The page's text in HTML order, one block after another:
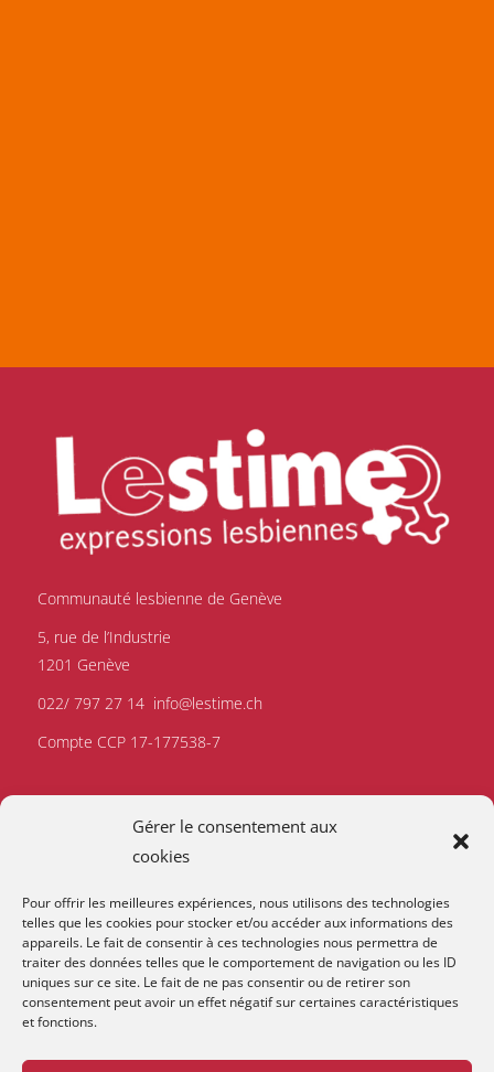
Gérer le consentement aux
cookies
Pour offrir les meilleures expériences, nous utilisons des technologies
telles que les cookies pour stocker et/ou accéder aux informations des
appareils. Le fait de consentir à ces technologies nous permettra de
traiter des données telles que le comportement de navigation ou les ID
uniques sur ce site. Le fait de ne pas consentir ou de retirer son
consentement peut avoir un effet négatif sur certaines caractéristiques
et fonctions.
Communauté lesbienne de Genève
5, rue de l’Industrie
1201 Genève
022/ 797 27 14 info@lestime.ch
Compte CCP 17-177538-7